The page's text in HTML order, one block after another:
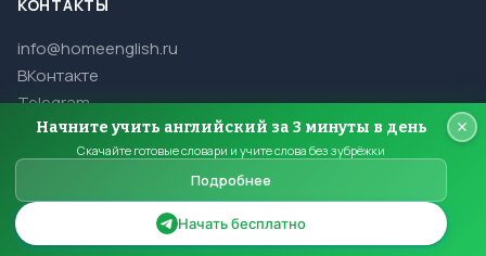
КОНТАКТЫ
info@homeenglish.ru
ВКонтакте
Telegram
© 2005–2026 HomeEnglish. Все права защищены.
Копирование материалов сайта запрещено.
Начните учить английский за 3 минуты в день
Скачайте готовые словари и учите слова без зубрёжки
Подробнее
Начать бесплатно